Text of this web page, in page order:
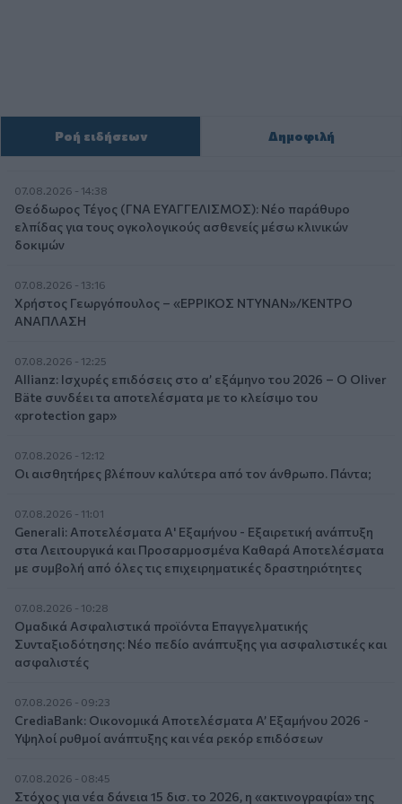
Ροή ειδήσεων Δημοφιλή
07.08.2026 - 14:38
Θεόδωρος Τέγος (ΓΝΑ ΕΥΑΓΓΕΛΙΣΜΟΣ): Νέο παράθυρο
ελπίδας για τους ογκολογικούς ασθενείς μέσω κλινικών
δοκιμών
07.08.2026 - 13:16
Χρήστος Γεωργόπουλος – «ΕΡΡΙΚΟΣ ΝΤΥΝΑΝ»/ΚΕΝΤΡΟ
ΑΝΑΠΛΑΣΗ
07.08.2026 - 12:25
Allianz: Ισχυρές επιδόσεις στο α’ εξάμηνο του 2026 – Ο Oliver
Bäte συνδέει τα αποτελέσματα με το κλείσιμο του
«protection gap»
07.08.2026 - 12:12
Οι αισθητήρες βλέπουν καλύτερα από τον άνθρωπο. Πάντα;
07.08.2026 - 11:01
Generali: Αποτελέσματα Α' Εξαμήνου - Εξαιρετική ανάπτυξη
στα Λειτουργικά και Προσαρμοσμένα Καθαρά Αποτελέσματα
με συμβολή από όλες τις επιχειρηματικές δραστηριότητες
07.08.2026 - 10:28
Ομαδικά Ασφαλιστικά προϊόντα Επαγγελματικής
Συνταξιοδότησης: Νέο πεδίο ανάπτυξης για ασφαλιστικές και
ασφαλιστές
07.08.2026 - 09:23
CrediaBank: Οικονομικά Αποτελέσματα A’ Εξαμήνου 2026 -
Υψηλοί ρυθμοί ανάπτυξης και νέα ρεκόρ επιδόσεων
07.08.2026 - 08:45
Στόχος για νέα δάνεια 15 δισ. το 2026, η «ακτινογραφία» της